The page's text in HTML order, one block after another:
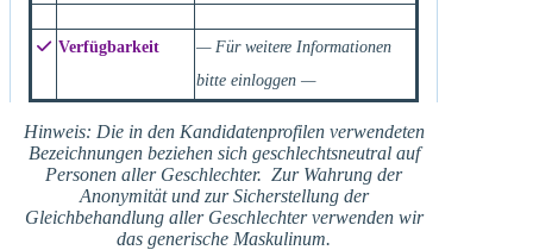
Verfügbarkeit
— Für weitere Informationen
bitte einloggen —
Hinweis: Die in den Kandidatenprofilen verwendeten
Bezeichnungen beziehen sich geschlechtsneutral auf
Personen aller Geschlechter. Zur Wahrung der
Anonymität und zur Sicherstellung der
Gleichbehandlung aller Geschlechter verwenden wir
das generische Maskulinum.